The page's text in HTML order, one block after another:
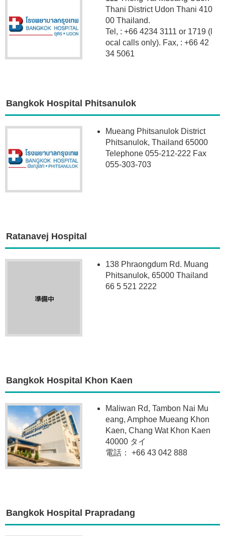
Thani District Udon Thani 410
00 Thailand.
Tel, : +66 4234 3111 or 1719 (l
ocal calls only). Fax, : +66 42
34 5061
Bangkok Hospital Phitsanulok
Mueang Phitsanulok District
Phitsanulok, Thailand 65000
Telephone 055-212-222 Fax
055-303-703
Ratanavej Hospital
138 Phraongdum Rd. Muang
Phitsanulok, 65000 Thailand
66 5 521 2222
Bangkok Hospital Khon Kaen
Maliwan Rd, Tambon Nai Mu
eang, Amphoe Mueang Khon
Kaen, Chang Wat Khon Kaen
40000 タイ
電話： +66 43 042 888
Bangkok Hospital Prapradang